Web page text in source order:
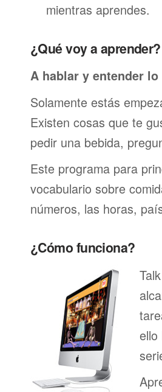
mientras aprendes.
¿Qué voy a aprender?
A hablar y entender
Solamente estás
Existen cosas que te
pedir una bebida,
Este programa para
vocabulario sobre
números, las horas,
¿Cómo funciona?
ello